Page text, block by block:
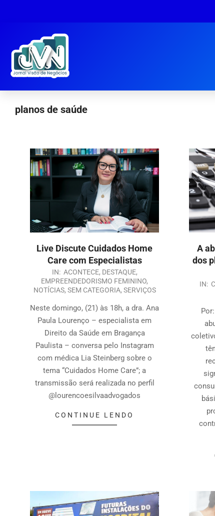
planos de saúde
Live Discute Cuidados Home
Care com Especialistas
IN: ACONTECE, DESTAQUE,
EMPREENDEDORISMO FEMININO,
NOTÍCIAS, SEM CATEGORIA, SERVIÇOS
Neste domingo, (21) às 18h, a dra. Ana
Paula Lourenço – especialista em
Direito da Saúde em Bragança
Paulista – conversa pelo Instagram
com médica Lia Steinberg sobre o
tema “Cuidados Home Care”; a
transmissão será realizada no perfil
@lourencoesilvaadvogados
CONTINUE LENDO
A
dos
IN: